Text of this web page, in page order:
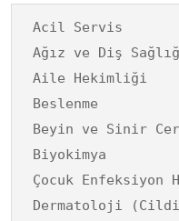
Acil Servis
Ağız ve Diş
Aile Hekimliği
Beslenme
Beyin ve Sinir
Biyokimya
Çocuk Enfeksiyon
Dermatoloji